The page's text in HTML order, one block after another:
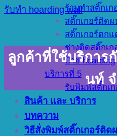
ร้านทำสติ๊กเก
สติ๊กเกอร์ติด
สติ๊กเกอร์ตก
ช่างติดสติ๊กเก
ป้าย hoarding
บริการที่ 5
รับพิมพ์สติ๊กเก
สินค้า และ บริการ
บทความ
วิธีสั่งพิมพ์สติ๊กเกอร์ติด
รับทำ hoarding wall
ลูกค้าที่ใช้บริการ
นท์